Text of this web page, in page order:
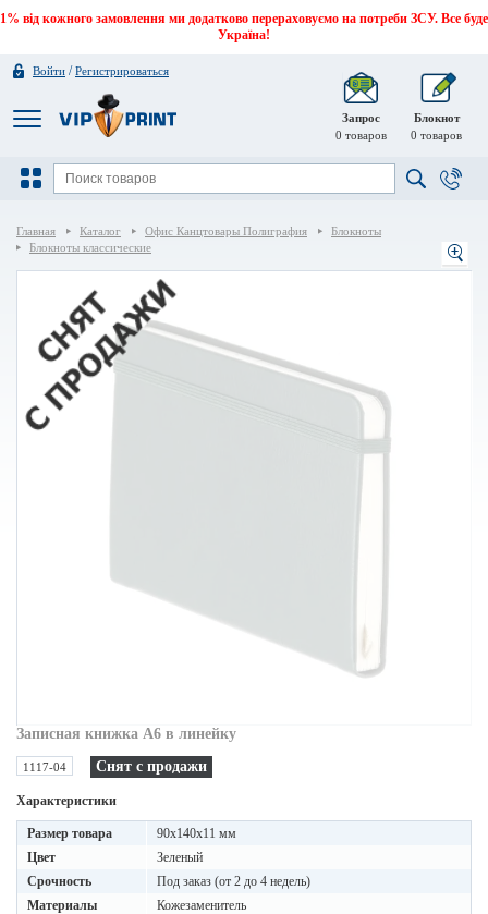
1% від кожного замовлення ми додатково перераховуємо на потреби ЗСУ. Все буде
Україна!
Войти /Регистрироваться
Запрос
0 товаров
Блокнот
0 товаров
Главная Каталог Офис Канцтовары Полиграфия
Блокноты
Блокноты классические
Записная книжка A6 в линейку
1117-04 Снят с продажи
Характеристики
Размер товара
90x140x11 мм
Цвет
Зеленый
Срочность
Под заказ (от 2 до 4 недель)
Материалы
Кожезаменитель